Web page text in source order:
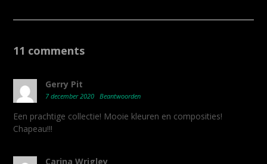
11 comments
Gerry Pit
7 december 2020 Beantwoorden
Een prachtige collectie! Mooie kleuren en composities!
Chapeau!!!
Carina Wrigley